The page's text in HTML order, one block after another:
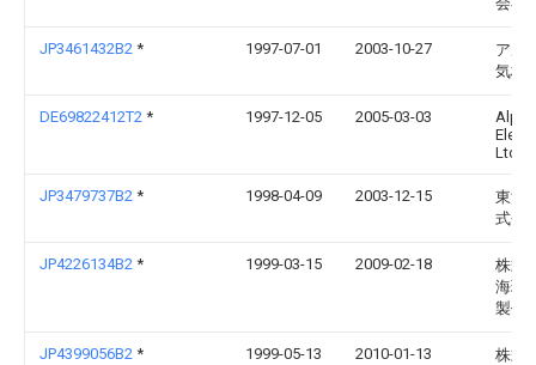
JP3461432B2 * 1997-07-01 2003-10-27
アル
気株
DE69822412T2 * 1997-12-05 2005-03-03
Alps
Ltd.
JP3479737B2 * 1998-04-09 2003-12-15
東洋
式会
JP4226134B2 * 1999-03-15 2009-02-18
株式
海理
製作
JP4399056B2 * 1999-05-13 2010-01-13
株式